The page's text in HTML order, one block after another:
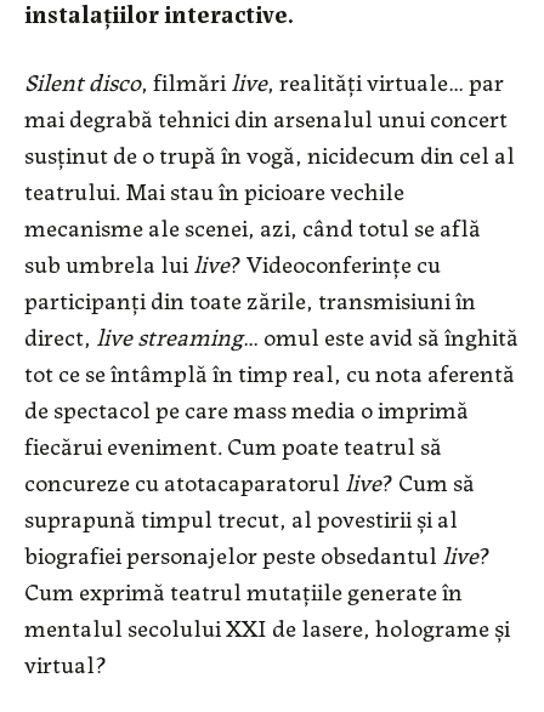
instalațiilor interactive.
Silent disco, filmărilive, realități virtuale… par
mai degrabă tehnici din arsenalul unui concert
susținut de o trupă în vogă, nicidecum din cel al
teatrului. Mai stau în picioare vechile
mecanisme ale scenei, azi, când totul se află
sub umbrela luilive? Videoconferințe cu
participanți din toate zările, transmisiuni în
direct, live streaming… omul este avid să înghită
tot ce se întâmplă în timp real, cu nota aferentă
de spectacol pe care mass media o imprimă
fiecărui eveniment. Cum poate teatrul să
concureze cu atotacaparatorul live? Cum să
suprapună timpul trecut, al povestirii și al
biografiei personajelor peste obsedantul live?
Cum exprimă teatrul mutațiile generate în
mentalul secolului XXI de lasere, holograme și
virtual?